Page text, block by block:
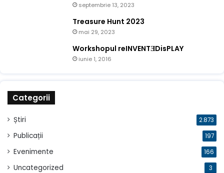
septembrie 13, 2023
Treasure Hunt 2023
mai 29, 2023
Workshopul reINVENTƎDisPLAY
iunie 1, 2016
Categorii
Știri 2.873
Publicații 197
Evenimente 166
Uncategorized 3